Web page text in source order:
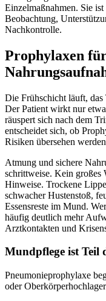
Einzelmaßnahmen. Sie
Beobachtung,
Nachkontrolle.
Prophylaxen
Die Frühschicht läuft, das
Der Patient wirkt nur
räuspert sich nach dem
entscheidet sich, ob
Risiken übersehen
Atmung und sichere
schrittweise. Kein großes
Hinweise. Trockene
schwacher Hustenstoß,
Essensreste im Mund.
häufig deutlich mehr
Arztkontakten und
Mundpflege ist Teil
Pneumonieprophylaxe
oder